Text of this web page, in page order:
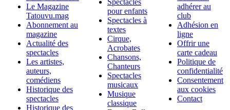
Le Magazine
Tatouvu.mag
Abonnement au
magazine
Actualité des
spectacles
Les artistes,
auteurs,
comédiens
Historique des
spectacles
Historique des
Spectacles
pour enfants
Spectacles à
textes
Cirque,
Acrobates
Chansons,
Chanteurs
Spectacles
musicaux
Musique
classique
adhérer au
club
Adhésion en
ligne
Offrir une
carte cadeau
Politique de
confidentialité
Consentement
aux cookies
Contact